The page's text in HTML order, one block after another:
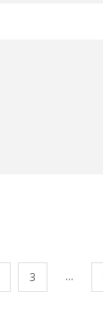
3 ...